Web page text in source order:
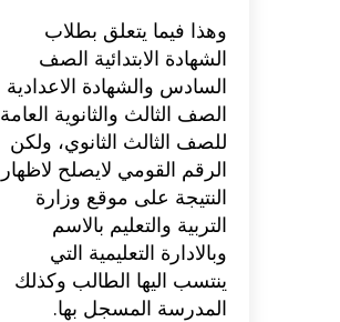
وهذا فيما يتعلق بطلاب
الشهادة الابتدائية الصف
السادس والشهادة الاعدادية
الصف الثالث والثانوية العامة
للصف الثالث الثانوي، ولكن
الرقم القومي لايصلح لاظهار
النتيجة على موقع وزارة
التربية والتعليم بالاسم
وبالادارة التعليمية التي
ينتسب اليها الطالب وكذلك
المدرسة المسجل بها.